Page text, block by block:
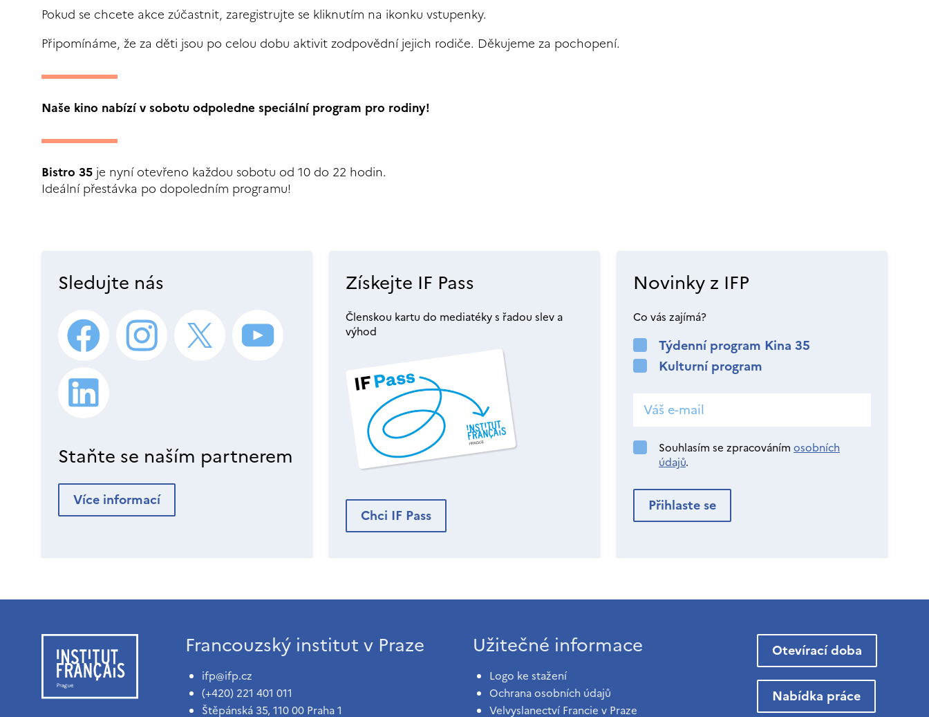
Pokud se chcete akce zúčastnit, zaregistrujte se kliknutím na ikonku vstupenky.
Připomínáme, že za děti jsou po celou dobu aktivit zodpovědní jejich rodiče. Děkujeme za pochopení.
Naše kino nabízí v sobotu odpoledne speciální program pro rodiny!
Bistro 35 je nyní otevřeno každou sobotu od 10 do 22 hodin.
Ideální přestávka po dopoledním programu!
Sledujte nás
Staňte se naším partnerem
Více informací
Získejte IF Pass
Členskou kartu do mediatéky s řadou slev a
výhod
Chci IF Pass
Novinky z IFP
Co vás zajímá?
Týdenní program Kina 35
Kulturní program
Souhlasím se zpracováním osobních
údajů.
Francouzský institut v Praze
ifp@ifp.cz
(+420) 221 401 011
Štěpánská 35, 110 00 Praha 1
Užitečné informace
Logo ke stažení
Ochrana osobních údajů
Velvyslanectví Francie v Praze
Otevírací doba
Nabídka práce